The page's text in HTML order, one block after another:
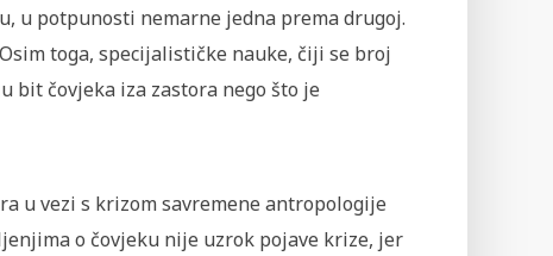
u potpunosti nemarne jedna prema drugoj.
toga, specijalističke nauke, čiji se broj
bit čovjeka iza zastora nego što je
u vezi s krizom savremene antropologije
o čovjeku nije uzrok pojave krize, jer